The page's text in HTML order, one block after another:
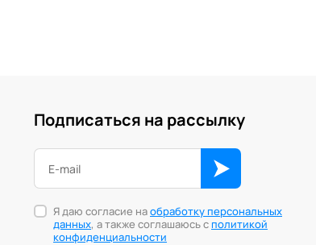
Трансперсональная психология
Фасилитация и модерация
Христианский коучинг
Подписаться на рассылку
Я даю согласие наобработку персональных
данных, а также соглашаюсь сполитикой
конфиденциальности